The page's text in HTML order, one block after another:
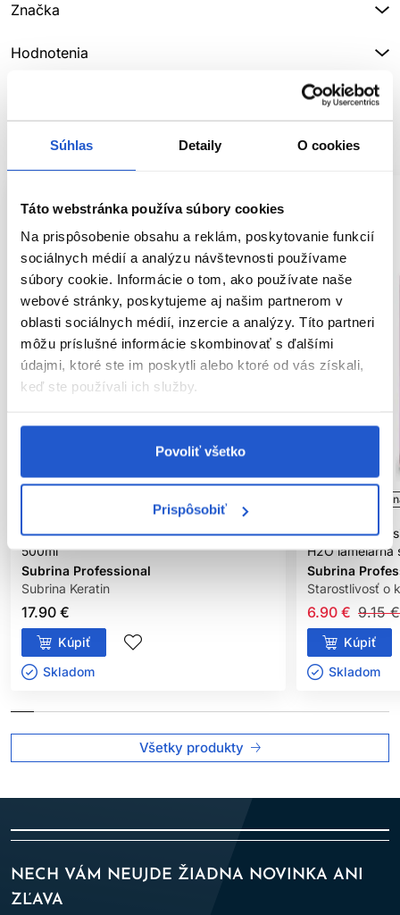
Súhlas Detaily O cookies
Táto webstránka používa súbory cookies
Na prispôsobenie obsahu a reklám, poskytovanie funkcií
sociálnych médií a analýzu návštevnosti používame
súbory cookie. Informácie o tom, ako používate naše
webové stránky, poskytujeme aj našim partnerom v
oblasti sociálnych médií, inzercie a analýzy. Títo partneri
môžu príslušné informácie skombinovať s ďalšími
údajmi, ktoré ste im poskytli alebo ktoré od vás získali,
keď ste používali ich služby.
Povoliť všetko
Prispôsobiť
Značka
Hodnotenia
Subrina Professional Care Keratin maska
500ml
Subrina Professional
Subrina Keratin
17.90 €
Kúpiť
Skladom ㅤ
Subrina
H2O
Subrina
Starostlivosť o
9.15 €
6.90 €
Kúpiť
Skladom ㅤ
Všetky produkty
NECH VÁM NEUJDE ŽIADNA NOVINKA ANI
ZĽAVA